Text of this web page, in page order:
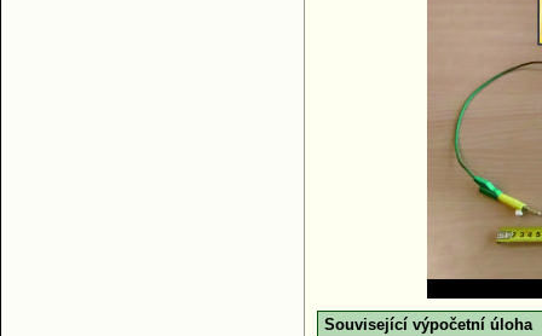
Související výpočetní úloha